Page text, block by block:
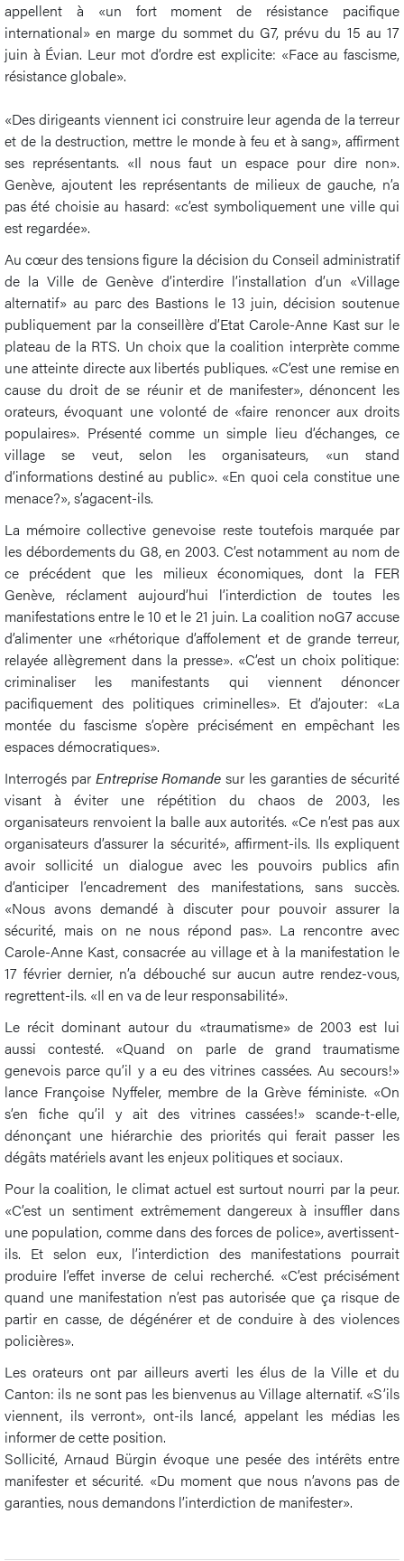
appellent à «un fort moment de résistance pacifique
international» en marge du sommet du G7, prévu du 15 au 17
juin à Évian. Leur mot d’ordre est explicite: «Face au fascisme,
résistance globale».
«Des dirigeants viennent ici construire leur agenda de la terreur
et de la destruction, mettre le monde à feu et à sang», affirment
ses représentants. «Il nous faut un espace pour dire non».
Genève, ajoutent les représentants de milieux de gauche, n’a
pas été choisie au hasard: «c’est symboliquement une ville qui
est regardée».
Au cœur des tensions figure la décision du Conseil administratif
de la Ville de Genève d’interdire l’installation d’un «Village
alternatif» au parc des Bastions le 13 juin, décision soutenue
publiquement par la conseillère d’Etat Carole-Anne Kast sur le
plateau de la RTS. Un choix que la coalition interprète comme
une atteinte directe aux libertés publiques. «C’est une remise en
cause du droit de se réunir et de manifester», dénoncent les
orateurs, évoquant une volonté de «faire renoncer aux droits
populaires». Présenté comme un simple lieu d’échanges, ce
village se veut, selon les organisateurs, «un stand
d’informations destiné au public». «En quoi cela constitue une
menace?», s’agacent-ils.
La mémoire collective genevoise reste toutefois marquée par
les débordements du G8, en 2003. C’est notamment au nom de
ce précédent que les milieux économiques, dont la FER
Genève, réclament aujourd’hui l’interdiction de toutes les
manifestations entre le 10 et le 21 juin. La coalition noG7 accuse
d’alimenter une «rhétorique d’affolement et de grande terreur,
relayée allègrement dans la presse». «C’est un choix politique:
criminaliser les manifestants qui viennent dénoncer
pacifiquement des politiques criminelles». Et d’ajouter: «La
montée du fascisme s’opère précisément en empêchant les
espaces démocratiques».
Interrogés par Entreprise Romande sur les garanties de sécurité
visant à éviter une répétition du chaos de 2003, les
organisateurs renvoient la balle aux autorités. «Ce n’est pas aux
organisateurs d’assurer la sécurité», affirment-ils. Ils expliquent
avoir sollicité un dialogue avec les pouvoirs publics afin
d’anticiper l’encadrement des manifestations, sans succès.
«Nous avons demandé à discuter pour pouvoir assurer la
sécurité, mais on ne nous répond pas». La rencontre avec
Carole-Anne Kast, consacrée au village et à la manifestation le
17 février dernier, n’a débouché sur aucun autre rendez-vous,
regrettent-ils. «Il en va de leur responsabilité».
Le récit dominant autour du «traumatisme» de 2003 est lui
aussi contesté. «Quand on parle de grand traumatisme
genevois parce qu’il y a eu des vitrines cassées. Au secours!»
lance Françoise Nyffeler, membre de la Grève féministe. «On
s’en fiche qu’il y ait des vitrines cassées!» scande-t-elle,
dénonçant une hiérarchie des priorités qui ferait passer les
dégâts matériels avant les enjeux politiques et sociaux.
Pour la coalition, le climat actuel est surtout nourri par la peur.
«C’est un sentiment extrêmement dangereux à insuffler dans
une population, comme dans des forces de police», avertissent-
ils. Et selon eux, l’interdiction des manifestations pourrait
produire l’effet inverse de celui recherché. «C’est précisément
quand une manifestation n’est pas autorisée que ça risque de
partir en casse, de dégénérer et de conduire à des violences
policières».
Les orateurs ont par ailleurs averti les élus de la Ville et du
Canton: ils ne sont pas les bienvenus au Village alternatif. «S’ils
viennent, ils verront», ont-ils lancé, appelant les médias les
informer de cette position.
Sollicité, Arnaud Bürgin évoque une pesée des intérêts entre
manifester et sécurité. «Du moment que nous n’avons pas de
garanties, nous demandons l’interdiction de manifester».